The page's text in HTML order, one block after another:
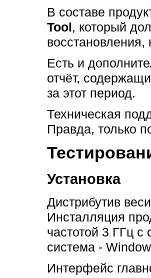
В составе
Tool, который
восстановления,
Есть и
отчёт,
за этот период.
Техническая
Правда, только
Установка
Дистрибутив
Инсталляция
частотой 3 ГГц
система -
Интерфейс